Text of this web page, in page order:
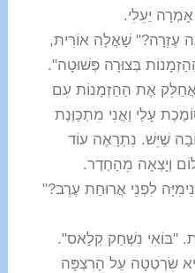
יַעֵלִי.
עֶזְרָה?" שָׁאֲלָה אוֹרִית,
בְּצוּרָה פְּשׁוּטָה".
אֲחַלֵּק אֶת הַהַזְמָנוֹת עִם
עָלַי וַאֲנִי מִתְכַּוֶּנֶת
שֶׁיֵּשׁ. נִתְרָאֶה עוֹד
וְיָצְאָה מֵהַחֶדֶר.
לִפְנֵי אֲרוּחַת עֶרֶב?"
"בּוֹאִי נִשְׁחַק קְלָאס".
שִׂרְטְטָה עַל הָרִצְפָּה